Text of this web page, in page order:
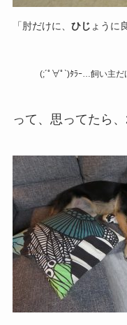
「肘だけに、 ひじ ょうに
(;´ﾟ∀ﾟ`)ﾀﾗｰ…飼い主だ
って、思ってたら